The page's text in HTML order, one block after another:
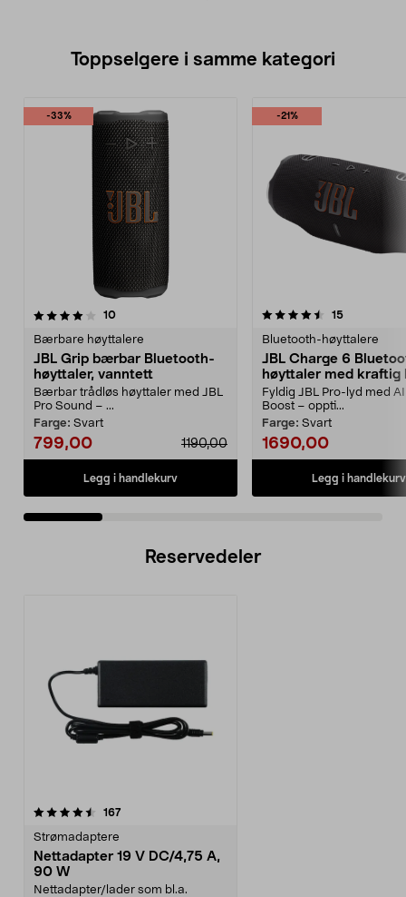
Toppselgere i samme kategori
-33%
10anmeldelser
Bærbare høyttalere
JBL Grip bærbar Bluetooth-
høyttaler, vanntett
Bærbar trådløs høyttaler med JBL
Pro Sound – ...
Farge: Svart
799,00 1190,00
Legg i handlekurv
-21%
4.5 av 5 stjerner 15anmeldelser
Bluetooth-høyttalere
JBL Charge 6
høyttaler med kraftig
Fyldig JBL Pro-lyd med
Boost – oppti...
Farge: Svart
1690,00
Legg i handlekurv
4.0 av 5 stjerner
Reservedeler
167anmeldelser
Strømadaptere
Nettadapter 19 V DC/4,75 A,
90 W
Nettadapter/lader som bl.a.